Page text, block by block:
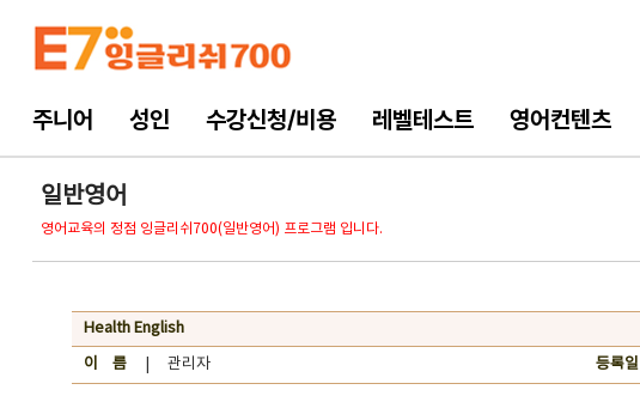
주니어 성인 수강신청/비용 레벨테스트 영어컨텐츠
일반영어
영어교육의 정점 잉글리쉬700(일반영어) 프로그램 입니다.
Health English
이 름 | 관리자 등록일